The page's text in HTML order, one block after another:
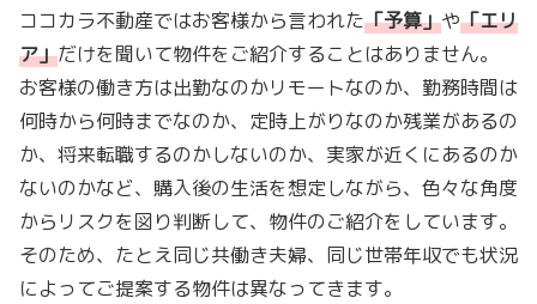
ココカラ不動産ではお客様から言われた「予算」や「エリ
ア」だけを聞いて物件をご紹介することはありません。
お客様の働き方は出勤なのかリモートなのか、勤務時間は
何時から何時までなのか、定時上がりなのか残業があるの
か、将来転職するのかしないのか、実家が近くにあるのか
ないのかなど、購入後の生活を想定しながら、色々な角度
からリスクを図り判断して、物件のご紹介をしています。
そのため、たとえ同じ共働き夫婦、同じ世帯年収でも状況
によってご提案する物件は異なってきます。